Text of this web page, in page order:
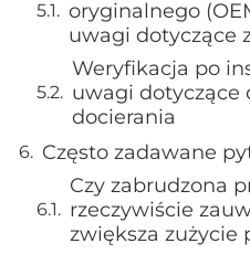
oryginalnego
uwagi dotyczące
Weryfikacja po
uwagi dotyczące
docierania
Często zadawane
Czy zabrudzona
rzeczywiście
zwiększa zużycie